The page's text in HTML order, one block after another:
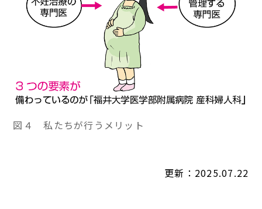
図４ 私たちが行うメリット
更新：2025.07.22